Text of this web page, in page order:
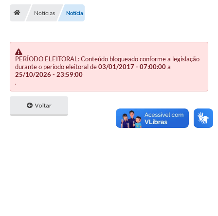
Notícias Notícia
PERÍODO ELEITORAL: Conteúdo bloqueado conforme a legislação
durante o período eleitoral de03/01/2017 - 07:00:00a
25/10/2026 - 23:59:00
.
Voltar